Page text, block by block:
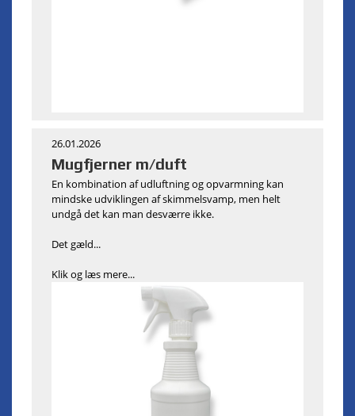
26.01.2026
Mugfjerner m/duft
En kombination af udluftning og opvarmning kan
mindske udviklingen af skimmelsvamp, men helt
undgå det kan man desværre ikke.
Det gæld...
Klik og læs mere...